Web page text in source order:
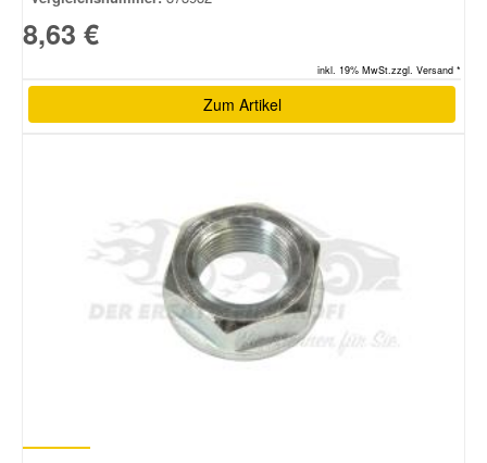
8,63 €
inkl. 19% MwSt.zzgl. Versand *
Zum Artikel